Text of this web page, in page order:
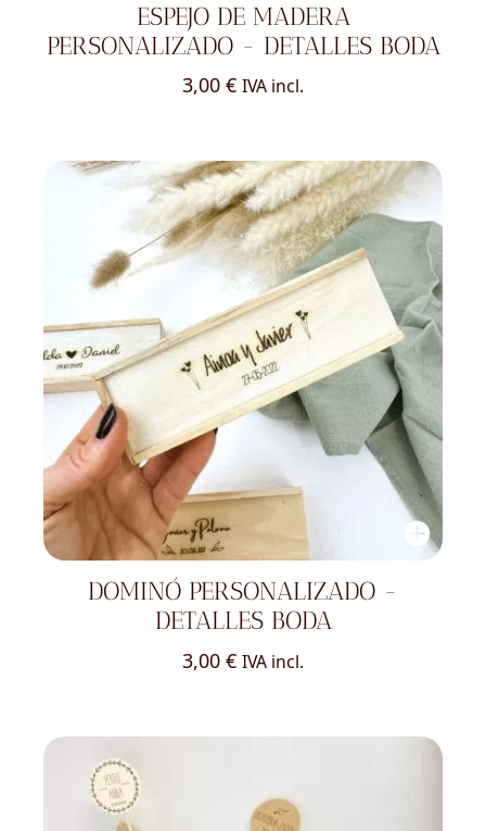
ESPEJO DE MADERA
PERSONALIZADO - DETALLES BODA
3,00 € IVA incl.
DOMINÓ PERSONALIZADO -
DETALLES BODA
3,00 € IVA incl.